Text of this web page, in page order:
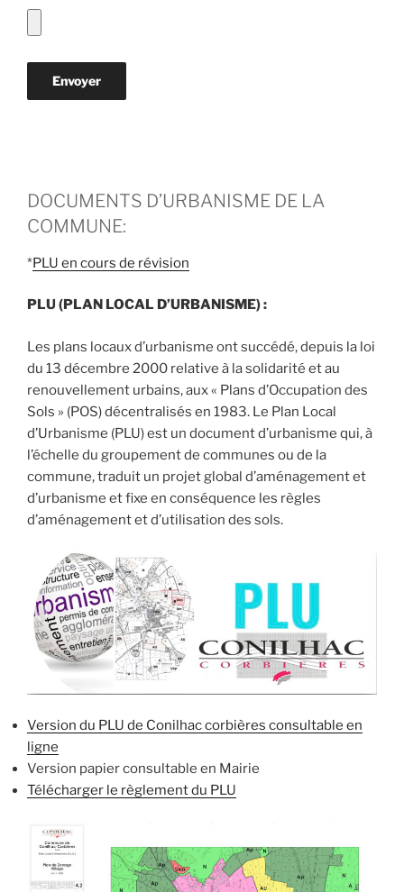
DOCUMENTS D’URBANISME DE LA
COMMUNE:
*PLU en cours de révision
PLU (PLAN LOCAL D’URBANISME) :
Les plans locaux d’urbanisme ont succédé, depuis la loi
du 13 décembre 2000 relative à la solidarité et au
renouvellement urbains, aux « Plans d’Occupation des
Sols » (POS) décentralisés en 1983. Le Plan Local
d’Urbanisme (PLU) est un document d’urbanisme qui, à
l’échelle du groupement de communes ou de la
commune, traduit un projet global d’aménagement et
d’urbanisme et fixe en conséquence les règles
d’aménagement et d’utilisation des sols.
Version du PLU de Conilhac corbières consultable en
ligne
Version papier consultable en Mairie
Télécharger le règlement du PLU